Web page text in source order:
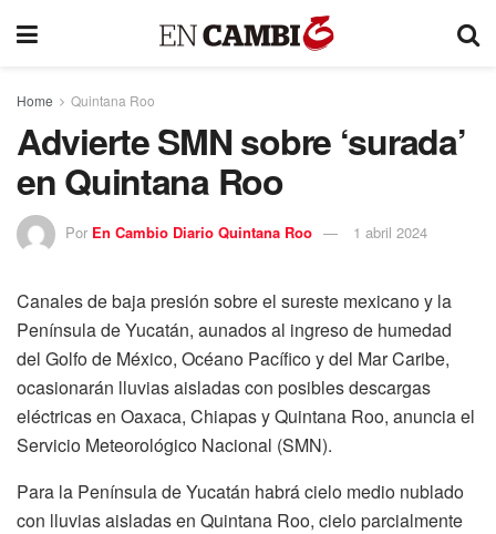
Home Quintana Roo
Advierte SMN sobre ‘surada’
en Quintana Roo
Por En Cambio Diario Quintana Roo 1 abril 2024
Canales de baja presión sobre el sureste mexicano y la
Península de Yucatán, aunados al ingreso de humedad
del Golfo de México, Océano Pacífico y del Mar Caribe,
ocasionarán lluvias aisladas con posibles descargas
eléctricas en Oaxaca, Chiapas y Quintana Roo, anuncia el
Servicio Meteorológico Nacional (SMN).
Para la Península de Yucatán habrá cielo medio nublado
con lluvias aisladas en Quintana Roo, cielo parcialmente